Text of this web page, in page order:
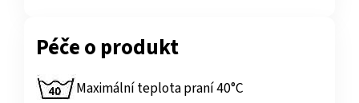
Péče o produkt
Maximální teplota praní 40°C